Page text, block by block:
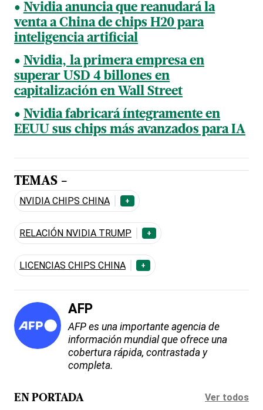
Nvidia anuncia que reanudará la
venta a China de chips H20 para
inteligencia artificial
Nvidia, la primera empresa en
superar USD 4 billones en
capitalización en Wall Street
Nvidia fabricará íntegramente en
EEUU sus chips más avanzados para IA
TEMAS -
NVIDIA CHIPS CHINA +
RELACIÓN NVIDIA TRUMP +
LICENCIAS CHIPS CHINA +
AFP
AFP es una importante agencia de
información mundial que ofrece una
cobertura rápida, contrastada y
completa.
EN PORTADA Ver todos